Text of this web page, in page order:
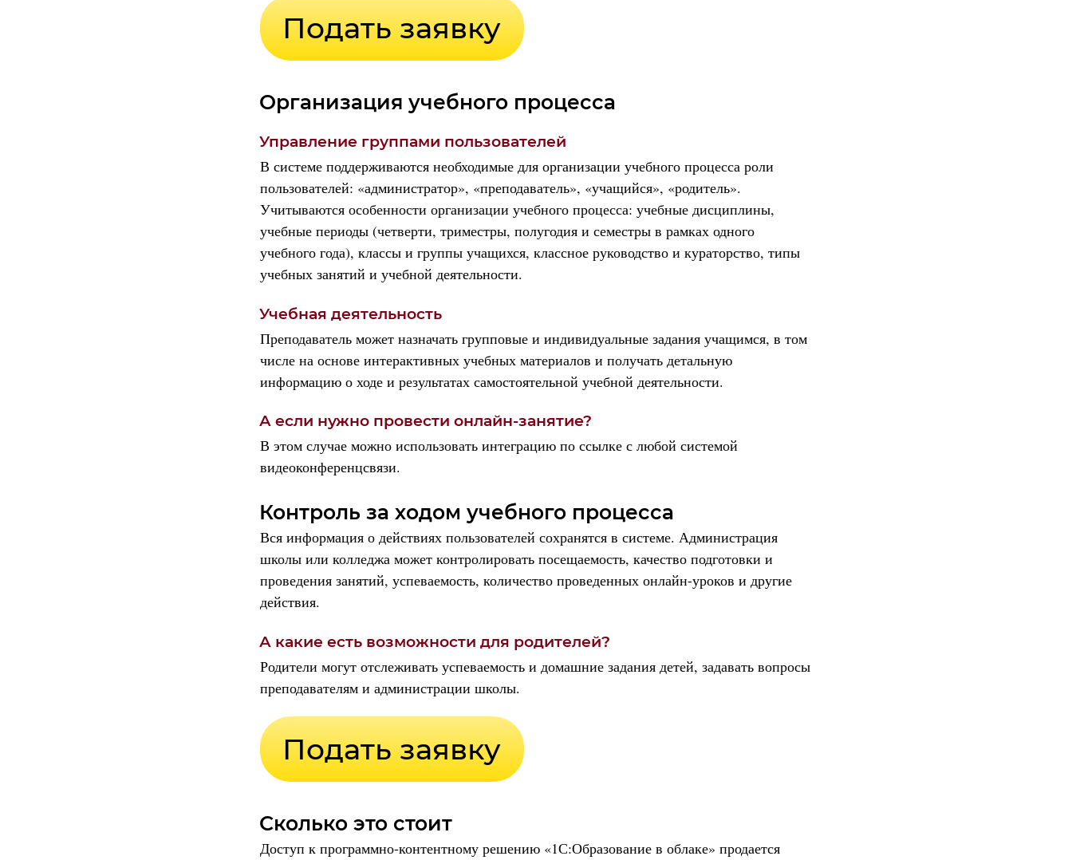
Организация учебного процесса
Управление группами пользователей
В системе поддерживаются необходимые для организации учебного процесса роли
пользователей: «администратор», «преподаватель», «учащийся», «родитель».
Учитываются особенности организации учебного процесса: учебные дисциплины,
учебные периоды (четверти, триместры, полугодия и семестры в рамках одного
учебного года), классы и группы учащихся, классное руководство и кураторство, типы
учебных занятий и учебной деятельности.
Учебная деятельность
Преподаватель может назначать групповые и индивидуальные задания учащимся, в том
числе на основе интерактивных учебных материалов и получать детальную
информацию о ходе и результатах самостоятельной учебной деятельности.
А если нужно провести онлайн-занятие?
В этом случае можно использовать интеграцию по ссылке с любой системой
видеоконференцсвязи.
Контроль за ходом учебного процесса
Вся информация о действиях пользователей сохранятся в системе. Администрация
школы или колледжа может контролировать посещаемость, качество подготовки и
проведения занятий, успеваемость, количество проведенных онлайн-уроков и другие
действия.
А какие есть возможности для родителей?
Родители могут отслеживать успеваемость и домашние задания детей, задавать вопросы
преподавателям и администрации школы.
Сколько это стоит
Доступ к программно-контентному решению «1С:Образование в облаке» продается